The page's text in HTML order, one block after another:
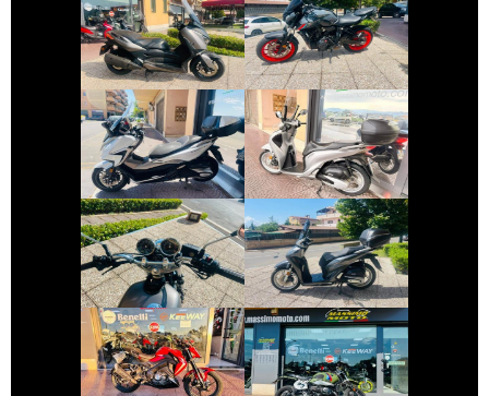
YAMAHA XMAX YAMAHA MT-07
HONDA FORZA-
350
€ 4.250 €
HONDA SH
€ 2.490 €
YAMAHA SR
€ 2.490 €
HONDA SH
€ 2.390 €
KEEWAY RKF
€ 2.800 €
BMW R-NINET
€ 10.490 €